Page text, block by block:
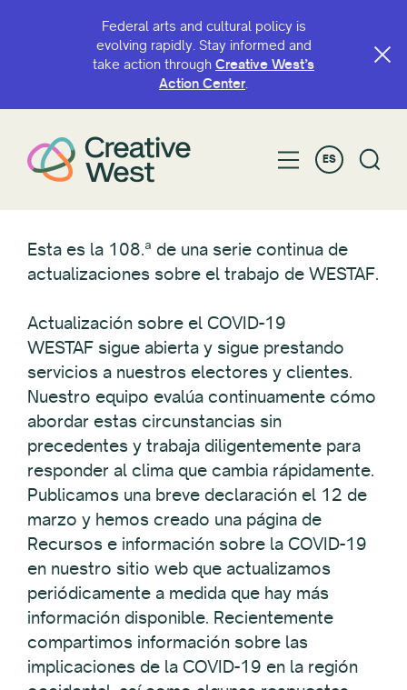
Federal arts and cultural policy is
evolving rapidly. Stay informed and
take action through Creative West’s
Action Center.
ES
Esta es la 108.ª de una serie continua de
actualizaciones sobre el trabajo de WESTAF.
Actualización sobre el COVID-19
WESTAF sigue abierta y sigue prestando
servicios a nuestros electores y clientes.
Nuestro equipo evalúa continuamente cómo
abordar estas circunstancias sin
precedentes y trabaja diligentemente para
responder al clima que cambia rápidamente.
Publicamos una breve declaración el 12 de
marzo y hemos creado una página de
Recursos e información sobre la COVID-19
en nuestro sitio web que actualizamos
periódicamente a medida que hay más
información disponible. Recientemente
compartimos información sobre las
implicaciones de la COVID-19 en la región